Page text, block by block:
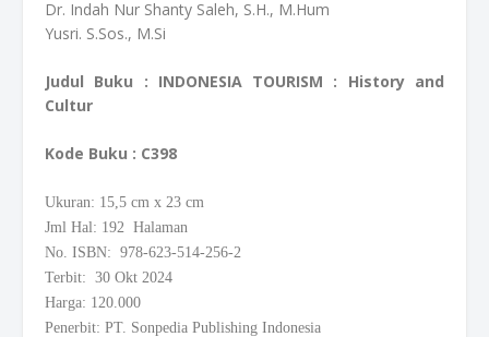
Dr. Indah Nur Shanty Saleh, S.H., M.Hum
Yusri. S.Sos., M.Si
Judul Buku : INDONESIA TOURISM : History and
Cultur
Kode Buku : C398
Ukuran: 15,5 cm x 23 cm
Jml Hal: 192 Halaman
No. ISBN: 978-623-514-256-2
Terbit: 30 Okt 2024
Harga: 120.000
Penerbit: PT. Sonpedia Publishing Indonesia